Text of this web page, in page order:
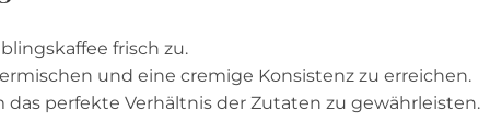
frisch zu.
und eine cremige Konsistenz zu erreichen.
das perfekte Verhältnis der Zutaten zu gewährleisten.